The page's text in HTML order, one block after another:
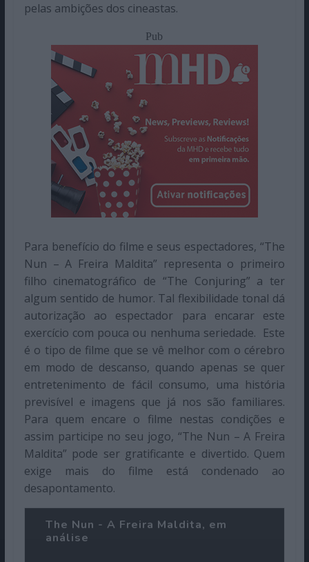
pelas ambições dos cineastas.
Pub
Para benefício do filme e seus espectadores, “The
Nun – A Freira Maldita” representa o primeiro
filho cinematográfico de “The Conjuring” a ter
algum sentido de humor. Tal flexibilidade tonal dá
autorização ao espectador para encarar este
exercício com pouca ou nenhuma seriedade. Este
é o tipo de filme que se vê melhor com o cérebro
em modo de descanso, quando apenas se quer
entretenimento de fácil consumo, uma história
previsível e imagens que já nos são familiares.
Para quem encare o filme nestas condições e
assim participe no seu jogo, “The Nun – A Freira
Maldita” pode ser gratificante e divertido. Quem
exige mais do filme está condenado ao
desapontamento.
The Nun - A Freira Maldita, em
análise